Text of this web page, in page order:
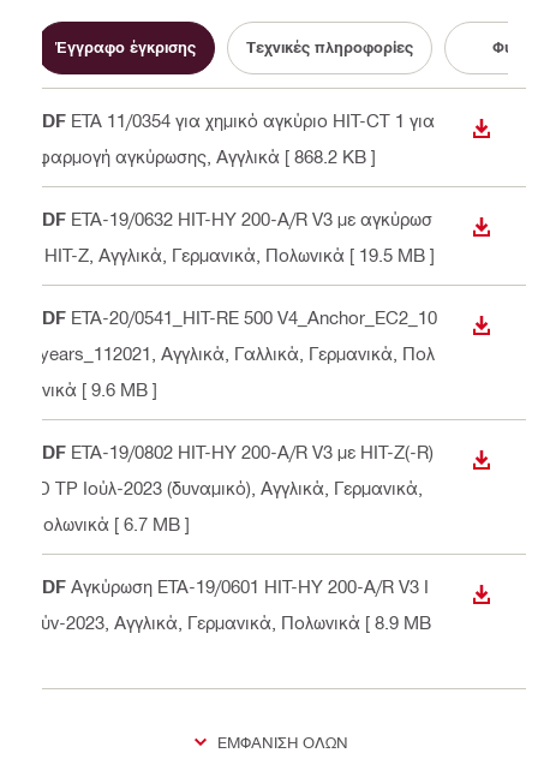
Έγγραφο έγκρισης Τεχνικές πληροφορίες
PDF ETA 11/0354 για χημικό αγκύριο HIT-CT 1 για
εφαρμογή αγκύρωσης , Αγγλικά [ 868.2 KB ]
ΛΉΨΗ
PDF ETA-19/0632 HIT-HY 200-A/R V3 με αγκύρωσ
η HIT-Z , Αγγλικά, Γερμανικά, Πολωνικά [ 19.5 MB ]
ΛΉΨΗ
PDF ETA-20/0541_HIT-RE 500 V4_Anchor_EC2_10
0years_112021 , Αγγλικά, Γαλλικά, Γερμανικά, Πολ
ωνικά [ 9.6 MB ]
ΛΉΨΗ
PDF ETA-19/0802 HIT-HY 200-A/R V3 με HIT-Z(-R)
-D TP Ιούλ-2023 (δυναμικό) , Αγγλικά, Γερμανικά,
Πολωνικά [ 6.7 MB ]
ΛΉΨΗ
PDF Αγκύρωση ETA-19/0601 HIT-HY 200-A/R V3 Ι
ούν-2023 , Αγγλικά, Γερμανικά, Πολωνικά [ 8.9 MB
ΛΉΨΗ
ΕΜΦΆΝΙΣΗ ΌΛΩΝ